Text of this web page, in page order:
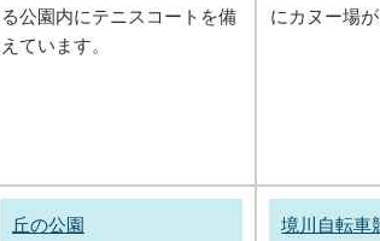
る公園内にテニスコートを備
えています。
にカヌー場が
丘の公園 境川自転車